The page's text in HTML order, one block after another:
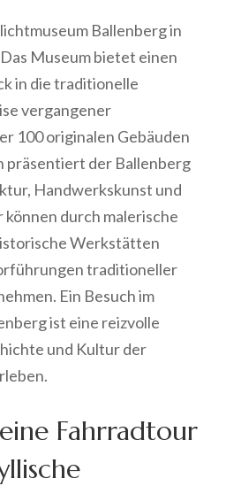
Ballenberg in
Museum bietet einen
in die traditionelle
vergangener
100 originalen Gebäuden
präsentiert der Ballenberg
Handwerkskunst und
durch malerische
Werkstätten
traditioneller
Ein Besuch im
ist eine reizvolle
und Kultur der
Fahrradtour